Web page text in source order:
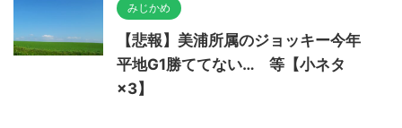
みじかめ
【悲報】美浦所属のジョッキー今年
平地G1勝ててない… 等【小ネタ
×3】